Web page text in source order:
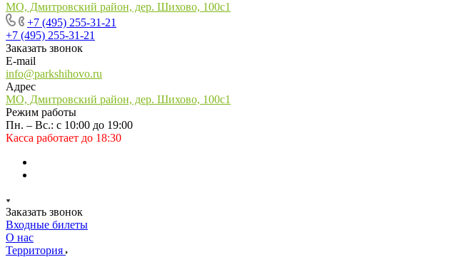
МО, Дмитровский район, дер. Шихово, 100с1
+7 (495) 255-31-21
+7 (495) 255-31-21
Заказать звонок
E-mail
info@parkshihovo.ru
Адрес
МО, Дмитровский район, дер. Шихово, 100с1
Режим работы
Пн. – Вс.: с 10:00 до 19:00
Касса работает до 18:30
Заказать звонок
Входные билеты
О нас
Территория